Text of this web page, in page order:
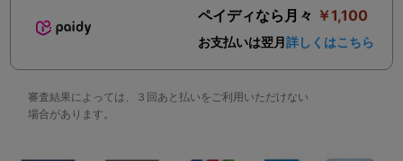
ペイディなら月々 ￥1,100
お支払いは翌月 詳しくはこちら
審査結果によっては、３回あと払いをご利用いただけない
場合があります。